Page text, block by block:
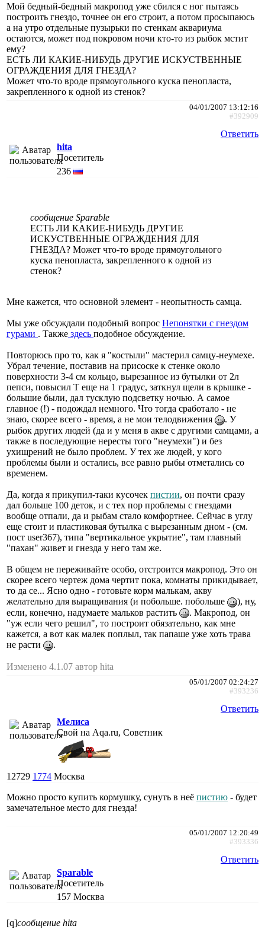
Мой бедный-бедный макропод уже сбился с ног пытаясь
построить гнездо, точнее он его строит, а потом просыпаюсь
а на утро отдельные пузырьки по стенкам аквариума
остаются, может под покровом ночи кто-то из рыбок мстит
ему?
ЕСТЬ ЛИ КАКИЕ-НИБУДЬ ДРУГИЕ ИСКУСТВЕННЫЕ
ОГРАЖДЕНИЯ ДЛЯ ГНЕЗДА?
Может что-то вроде прямоугольного куска пенопласта,
закрепленного к одной из стенок?
04/01/2007 13:12:16
#392909
Ответить
hita
Посетитель
236
сообщение Sparable
ЕСТЬ ЛИ КАКИЕ-НИБУДЬ ДРУГИЕ
ИСКУСТВЕННЫЕ ОГРАЖДЕНИЯ ДЛЯ
ГНЕЗДА? Может что-то вроде прямоугольного
куска пенопласта, закрепленного к одной из
стенок?
Мне кажется, что основной элемент - неопытность самца.
Мы уже обсуждали подобный вопрос Непонятки с гнездом
гурами . Также здесь подобное обсуждение.
Повторюсь про то, как я "костыли" мастерил самцу-неумехе.
Убрал течение, поставив на присоске к стенке около
поверхности 3-4 см кольцо, вырезанное из бутылки от 2л
пепси, повысил Т еще на 1 градус, заткнул щели в крышке -
большие были, дал тусклую подсветку ночью. А самое
главное (!) - подождал немного. Что тогда сработало - не
знаю, скорее всего - время, а не мои телодвижения
. У
рыбок других людей (да и у меня в акве с другими самцами, а
также в последующие нересты того "неумехи") и без
ухищрений не было проблем. У тех же людей, у кого
проблемы были и остались, все равно рыбы отметались со
временем.
Да, когда я прикупил-таки кусочек пистии, он почти сразу
дал больше 100 деток, и с тех пор проблемы с гнездами
вообще отпали, да и рыбам стало комфортнее. Сейчас в углу
еще стоит и пластиковая бутылка с вырезанным дном - (см.
пост user367), типа "вертикальное укрытие", там главный
"пахан" живет и гнезда у него там же.
В общем не переживайте особо, отстроится макропод. Это он
скорее всего чертеж дома чертит пока, комнаты прикидывает,
то да се... Ясно одно - готовьте корм малькам, акву
желательно для выращивания (и побольше. побольше
), ну,
если, конечно, надумаете мальков растить
. Макропод, он
"уж если чего решил", то построит обязательно, как мне
кажется, а вот как малек поплыл, так папаше уже хоть трава
не расти
.
Изменено 4.1.07 автор hita
05/01/2007 02:24:27
#393236
Ответить
Мелиса
Свой на Aqa.ru, Советник
12729 1774 Москва
Можно просто купить кормушку, сунуть в неё пистию - будет
замечательное место для гнезда!
05/01/2007 12:20:49
#393336
Ответить
Sparable
Посетитель
157 Москва
[q]сообщение hita